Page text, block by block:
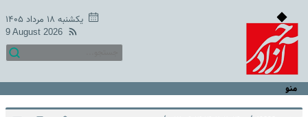
یکشنبه ۱۸ مرداد ۱۴۰۵
9 August 2026
منو